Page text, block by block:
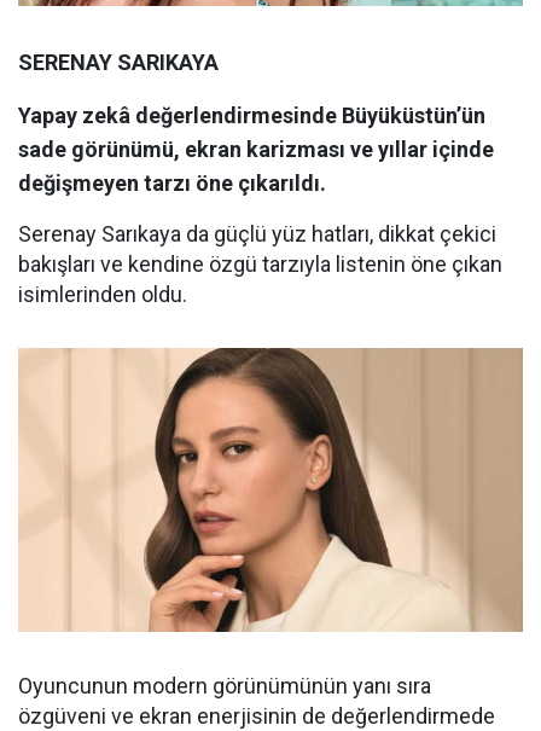
SERENAY SARIKAYA
Yapay zekâ değerlendirmesinde Büyüküstün’ün
sade görünümü, ekran karizması ve yıllar içinde
değişmeyen tarzı öne çıkarıldı.
Serenay Sarıkaya da güçlü yüz hatları, dikkat çekici
bakışları ve kendine özgü tarzıyla listenin öne çıkan
isimlerinden oldu.
Oyuncunun modern görünümünün yanı sıra
özgüveni ve ekran enerjisinin de değerlendirmede